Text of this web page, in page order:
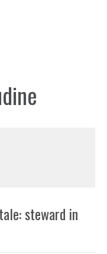
steward in